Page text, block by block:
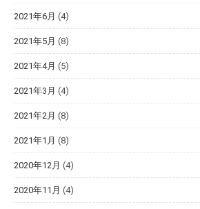
2021年6月 (4)
2021年5月 (8)
2021年4月 (5)
2021年3月 (4)
2021年2月 (8)
2021年1月 (8)
2020年12月 (4)
2020年11月 (4)